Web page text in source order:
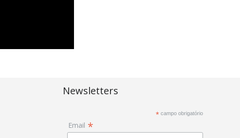
Newsletters
*campo obrigatório
Email *